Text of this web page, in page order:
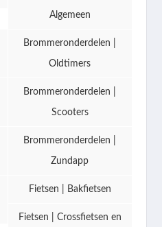
Algemeen
Brommeronderdelen |
Oldtimers
Brommeronderdelen |
Scooters
Brommeronderdelen |
Zundapp
Fietsen | Bakfietsen
Fietsen | Crossfietsen en